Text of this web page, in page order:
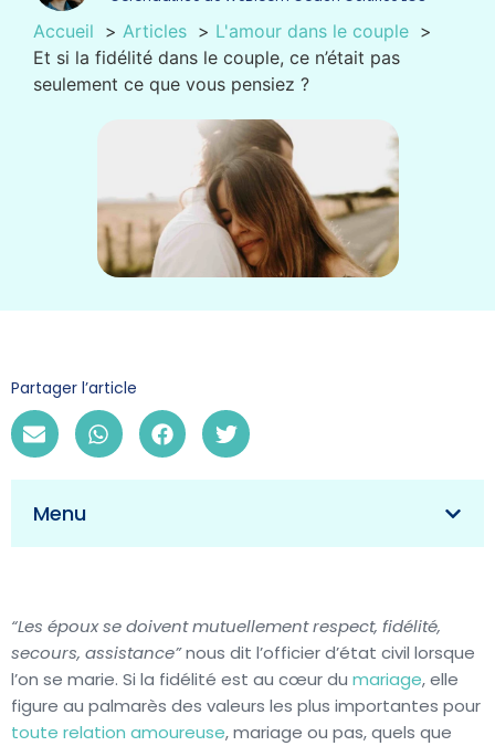
Accueil Articles
L'amour dans le couple
Et si la fidélité dans le couple, ce n’était pas
seulement ce que vous pensiez ?
Partager l’article
Menu
“Les époux se doivent mutuellement respect, fidélité,
secours, assistance”nous dit l’officier d’état civil lorsque
l’on se marie. Si la fidélité est au cœur du mariage, elle
figure au palmarès des valeurs les plus importantes pour
toute relation amoureuse, mariage ou pas, quels que